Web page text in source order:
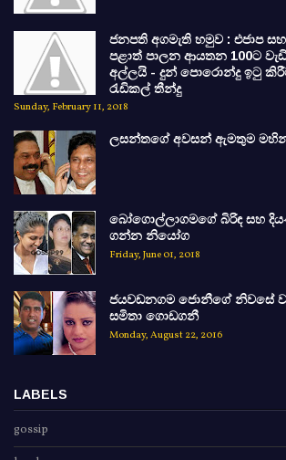
ජනපති අගමැති හමුව : එජාප
පළාත් පාලන ආයතන 100ට
අල්ලයි - දුන් පොරොන්දු ඉටු
රැඩිකල් තීන්දු
Sunday, February 11, 2018
ලසන්තගේ අවසන් ඇමතුම
බෝගොල්ලාගමගේ බිරිඳ සහ
ගන්න නියෝග
Friday, June 01, 2018
ජයවඩනගම ජොනීගේ නිවසේ
සමිතා ගොඩගනී
Monday, August 22, 2016
LABELS
gossip